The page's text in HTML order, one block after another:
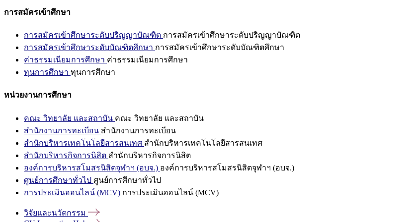
การสมัครเข้าศึกษา
การสมัครเข้าศึกษาระดับปริญญาบัณฑิต การสมัครเข้าศึกษาระดับปริญญาบัณฑิต
การสมัครเข้าศึกษาระดับบัณฑิตศึกษา การสมัครเข้าศึกษาระดับบัณฑิตศึกษา
ค่าธรรมเนียมการศึกษา ค่าธรรมเนียมการศึกษา
ทุนการศึกษา ทุนการศึกษา
หน่วยงานการศึกษา
คณะ วิทยาลัย และสถาบัน คณะ วิทยาลัย และสถาบัน
สำนักงานการทะเบียน สำนักงานการทะเบียน
สำนักบริหารเทคโนโลยีสารสนเทศ สำนักบริหารเทคโนโลยีสารสนเทศ
สำนักบริหารกิจการนิสิต สำนักบริหารกิจการนิสิต
องค์การบริหารสโมสรนิสิตจุฬาฯ (อบจ.) องค์การบริหารสโมสรนิสิตจุฬาฯ (อบจ.)
ศูนย์การศึกษาทั่วไป ศูนย์การศึกษาทั่วไป
การประเมินออนไลน์ (MCV) การประเมินออนไลน์ (MCV)
วิจัยและนวัตกรรม